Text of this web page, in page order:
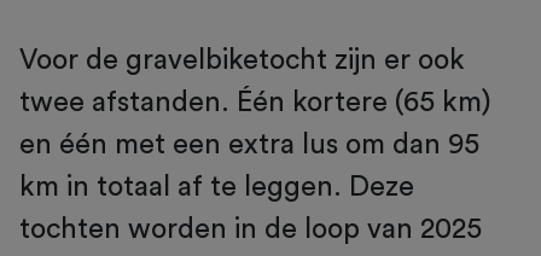
Voor de gravelbiketocht zijn er ook
twee afstanden. Één kortere (65 km)
en één met een extra lus om dan 95
km in totaal af te leggen. Deze
tochten worden in de loop van 2025